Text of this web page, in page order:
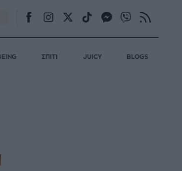
ΣΠΙΤΙ JUICY BLOGS